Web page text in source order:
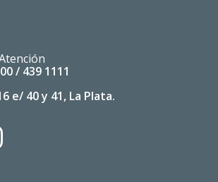
/ 439 1111
e/ 40 y 41, La Plata.